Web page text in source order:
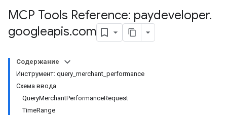
MCP Tools Reference: paydeveloper.
googleapis.com
Содержание
Инструмент: query_merchant_performance
Схема ввода
QueryMerchantPerformanceRequest
TimeRange